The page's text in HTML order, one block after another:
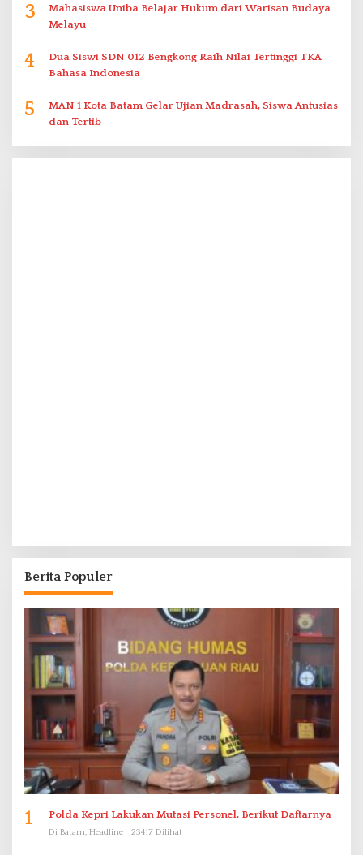
3
Mahasiswa Uniba Belajar Hukum dari Warisan Budaya
Melayu
4
Dua Siswi SDN 012 Bengkong Raih Nilai Tertinggi TKA
Bahasa Indonesia
5
MAN 1 Kota Batam Gelar Ujian Madrasah, Siswa Antusias
dan Tertib
Berita Populer
1 Polda Kepri Lakukan Mutasi Personel, Berikut Daftarnya
Di Batam, Headline 23417 Dilihat